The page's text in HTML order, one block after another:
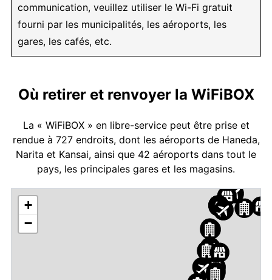
communication, veuillez utiliser le Wi-Fi gratuit
fourni par les municipalités, les aéroports, les
gares, les cafés, etc.
Où retirer et renvoyer la WiFiBOX
La « WiFiBOX » en libre-service peut être prise et
rendue à 727 endroits, dont les aéroports de Haneda,
Narita et Kansai, ainsi que 42 aéroports dans tout le
pays, les principales gares et les magasins.
+
−